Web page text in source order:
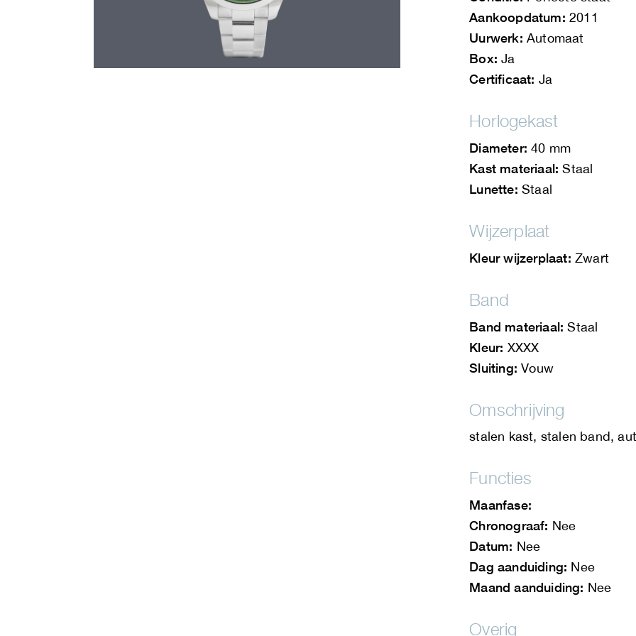
Aankoopdatum: 2011
Uurwerk: Automaat
Box: Ja
Certificaat: Ja
Horlogekast
Diameter: 40 mm
Kast materiaal: Staal
Lunette: Staal
Wijzerplaat
Kleur wijzerplaat: Zwart
Band
Band materiaal: Staal
Kleur: XXXX
Sluiting: Vouw
Omschrijving
stalen kast, stalen band,
Functies
Maanfase:
Chronograaf: Nee
Datum: Nee
Dag aanduiding: Nee
Maand aanduiding: Nee
Overig